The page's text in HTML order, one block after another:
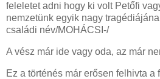
feleletet adni hogy ki volt Petőfi
nemzetünk egyik nagy
családi név/MOHÁCSI-/
A vész már ide vagy oda, az már
Ez a történés már erősen felhivta a